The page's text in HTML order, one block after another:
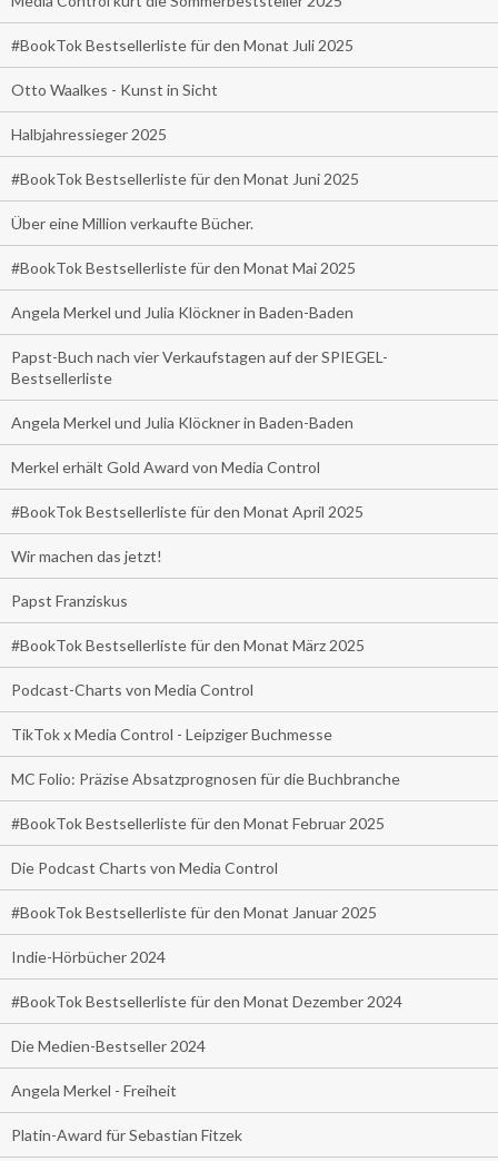
#BookTok Bestsellerliste für den Monat Juli 2025
Otto Waalkes - Kunst in Sicht
Halbjahressieger 2025
#BookTok Bestsellerliste für den Monat Juni 2025
Über eine Million verkaufte Bücher.
#BookTok Bestsellerliste für den Monat Mai 2025
Angela Merkel und Julia Klöckner in Baden-Baden
Papst-Buch nach vier Verkaufstagen auf der SPIEGEL-
Bestsellerliste
Angela Merkel und Julia Klöckner in Baden-Baden
Merkel erhält Gold Award von Media Control
#BookTok Bestsellerliste für den Monat April 2025
Wir machen das jetzt!
Papst Franziskus
#BookTok Bestsellerliste für den Monat März 2025
Podcast-Charts von Media Control
TikTok x Media Control - Leipziger Buchmesse
MC Folio: Präzise Absatzprognosen für die Buchbranche
#BookTok Bestsellerliste für den Monat Februar 2025
Die Podcast Charts von Media Control
#BookTok Bestsellerliste für den Monat Januar 2025
Indie-Hörbücher 2024
#BookTok Bestsellerliste für den Monat Dezember 2024
Die Medien-Bestseller 2024
Angela Merkel - Freiheit
Platin-Award für Sebastian Fitzek